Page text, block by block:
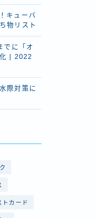
キューバ
物リスト
でに「オ
| 2022
際対策に
トカード